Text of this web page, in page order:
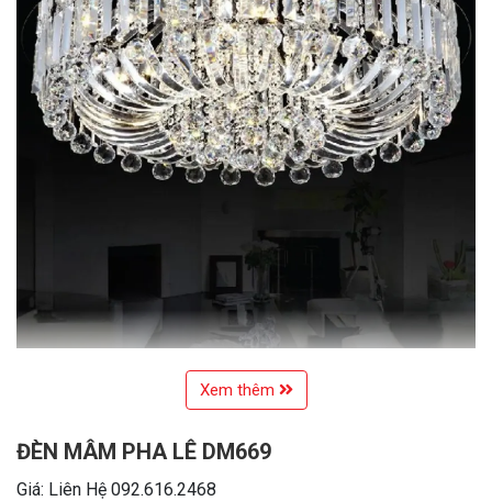
Xem thêm
ĐÈN MÂM PHA LÊ DM669
Giá: Liên Hệ 092.616.2468